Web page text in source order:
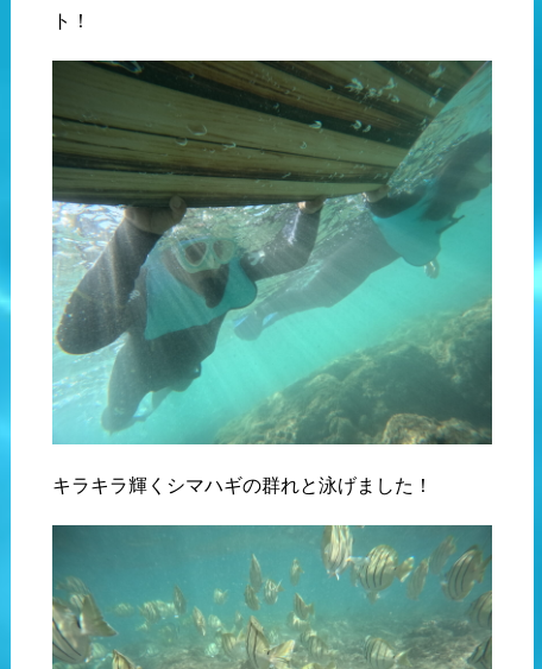
ト！
キラキラ輝くシマハギの群れと泳げました！